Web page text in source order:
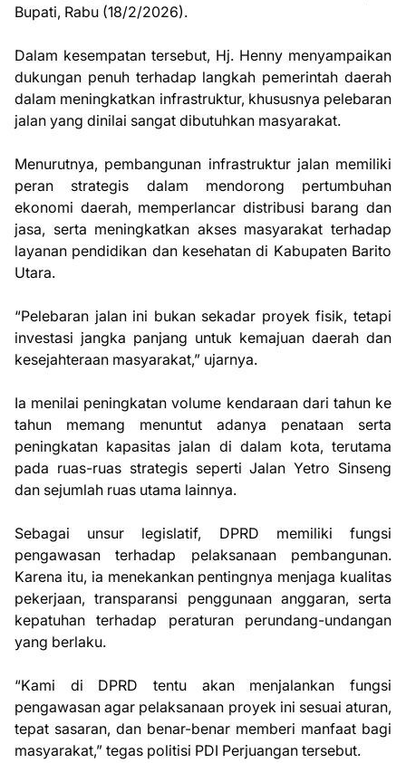
Bupati, Rabu (18/2/2026).
Dalam kesempatan tersebut, Hj. Henny menyampaikan
dukungan penuh terhadap langkah pemerintah daerah
dalam meningkatkan infrastruktur, khususnya pelebaran
jalan yang dinilai sangat dibutuhkan masyarakat.
Menurutnya, pembangunan infrastruktur jalan memiliki
peran strategis dalam mendorong pertumbuhan
ekonomi daerah, memperlancar distribusi barang dan
jasa, serta meningkatkan akses masyarakat terhadap
layanan pendidikan dan kesehatan di Kabupaten Barito
Utara.
“Pelebaran jalan ini bukan sekadar proyek fisik, tetapi
investasi jangka panjang untuk kemajuan daerah dan
kesejahteraan masyarakat,” ujarnya.
Ia menilai peningkatan volume kendaraan dari tahun ke
tahun memang menuntut adanya penataan serta
peningkatan kapasitas jalan di dalam kota, terutama
pada ruas-ruas strategis seperti Jalan Yetro Sinseng
dan sejumlah ruas utama lainnya.
Sebagai unsur legislatif, DPRD memiliki fungsi
pengawasan terhadap pelaksanaan pembangunan.
Karena itu, ia menekankan pentingnya menjaga kualitas
pekerjaan, transparansi penggunaan anggaran, serta
kepatuhan terhadap peraturan perundang-undangan
yang berlaku.
“Kami di DPRD tentu akan menjalankan fungsi
pengawasan agar pelaksanaan proyek ini sesuai aturan,
tepat sasaran, dan benar-benar memberi manfaat bagi
masyarakat,” tegas politisi PDI Perjuangan tersebut.